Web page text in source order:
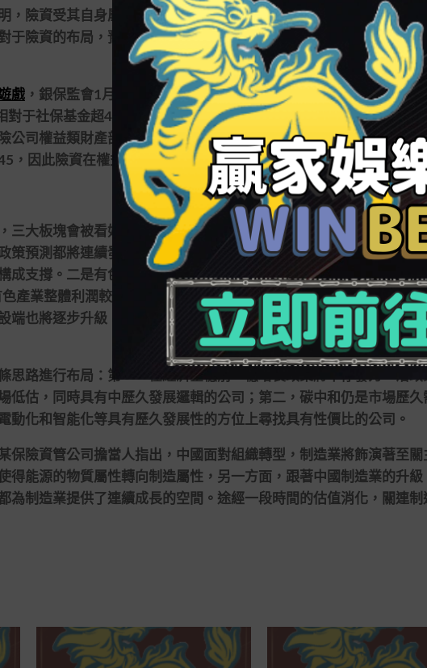
險資受其自身屬性陰礙，安全性是其投資斟酌的第一要素，高于對
于險資的布局，預測更偏好業績不亂增長的產業，此中低估值績優股
戲 ，銀保監會1月25日披露數據顯示，在險資的資本運用余額中，投
于社保基金超40的權益投資占比而言，險資權益投資占對照低。而
公司權益類財產部署監管有關事項的告訴》，建置不同化的權益類財
，因此險資在權益投資方面前程存在較大的增漫空間。
大板塊會被看好：首 棋牌遊戲下載 要是基建關連板塊。全年穩增長
策預測都將連續發力，而春節時期，國家發改委擔當人再度指出要適
成支撐。二是有色板塊。2022年內地基建發力預期領會，同時利潤端
產業整體利潤較好，同時商品價錢保持高位，產業利潤有望延續。三
端也將逐步升級，同時跟著社會用電量連續增長疊加電價革新深化，
路進行布局：第一，在經濟企穩前，穩增長政策將不停發力，沿政
低估，同時具有中歷久發展邏輯的公司；第二，碳中和仍是市場歷久
動化和智能化等具有歷久發展性的方位上尋找具有性價比的公司。
險資管公司擔當人指出，中國面對組織轉型，制造業將飾演著至關
得能源的物質屬性轉向制造屬性，另一方面，跟著中國制造業的升級
為制造業提供了連續成長的空間。途經一段時間的估值消化，關連制